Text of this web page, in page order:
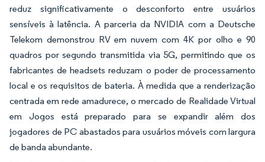
reduz significativamente o desconforto entre usuários
sensíveis à latência. A parceria da NVIDIA com a Deutsche
Telekom demonstrou RV em nuvem com 4K por olho e 90
quadros por segundo transmitida via 5G, permitindo que os
fabricantes de headsets reduzam o poder de processamento
local e os requisitos de bateria. À medida que a renderização
centrada em rede amadurece, o mercado de Realidade Virtual
em Jogos está preparado para se expandir além dos
jogadores de PC abastados para usuários móveis com largura
de banda abundante.